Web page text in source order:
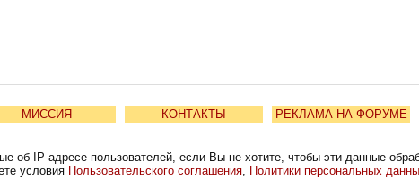
МИССИЯ КОНТАКТЫ РЕКЛАМА НА ФОРУМЕ
об IP-адресе пользователей, если Вы не хотите, чтобы эти данные
условия Пользовательского соглашения, Политики персональных